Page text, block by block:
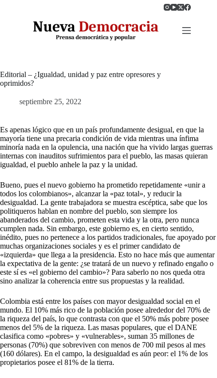
Editorial – ¿Igualdad, unidad y paz entre opresores y
oprimidos?
septiembre 25, 2022
Es apenas lógico que en un país profundamente desigual, en que la
mayoría tiene una precaria condición de vida mientras una ínfima
minoría nada en la opulencia, una nación que ha vivido largas guerras
internas con inauditos sufrimientos para el pueblo, las masas quieran
igualdad, el pueblo anhele la paz y la unidad.
Bueno, pues el nuevo gobierno ha prometido repetidamente «unir a
todos los colombianos», alcanzar la «paz total», y reducir la
desigualdad. La gente trabajadora se muestra escéptica, sabe que los
politiqueros hablan en nombre del pueblo, son siempre los
abanderados del cambio, prometen esta vida y la otra, pero nunca
cumplen nada. Sin embargo, este gobierno es, en cierto sentido,
inédito, pues no pertenece a los partidos tradicionales, fue apoyado por
muchas organizaciones sociales y es el primer candidato de
«izquierda» que llega a la presidencia. Esto no hace más que aumentar
la expectativa de la gente: ¿se tratará de un nuevo y refinado engaño o
este sí es «el gobierno del cambio»? Para saberlo no nos queda otra
sino analizar la coherencia entre sus propuestas y la realidad.
Colombia está entre los países con mayor desigualdad social en el
mundo. El 10% más rico de la población posee alrededor del 70% de
la riqueza del país, lo que contrasta con que el 50% más pobre posee
menos del 5% de la riqueza. Las masas populares, que el DANE
clasifica como «pobres» y «vulnerables», suman 35 millones de
personas (70%) que sobreviven con menos de 700 mil pesos al mes
(160 dólares). En el campo, la desigualdad es aún peor: el 1% de los
propietarios posee el 81% de la tierra.